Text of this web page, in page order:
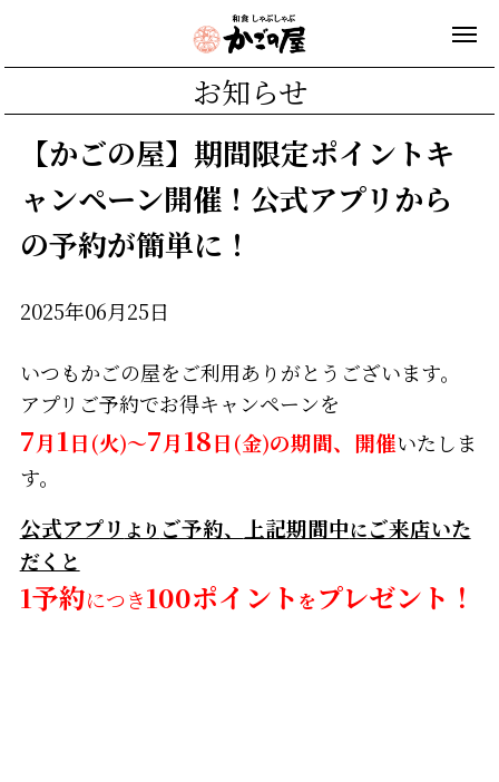
お知らせ
【かごの屋】期間限定ポイントキ
ャンペーン開催！公式アプリから
の予約が簡単に！
2025年06月25日
いつもかごの屋をご利用ありがとうございます。
アプリご予約でお得キャンペーンを
7月1 日(火)～7月18日(金)の期間、開催いたしま
す。
公式アプリ より ご予約、 上記期間中にご来店いた
だくと
1予約につき100ポイント をプレゼント！